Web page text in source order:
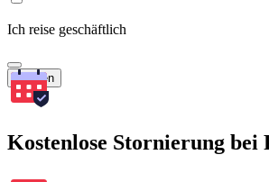
Ich reise geschäftlich
Suchen
Kostenlose Stornierung bei